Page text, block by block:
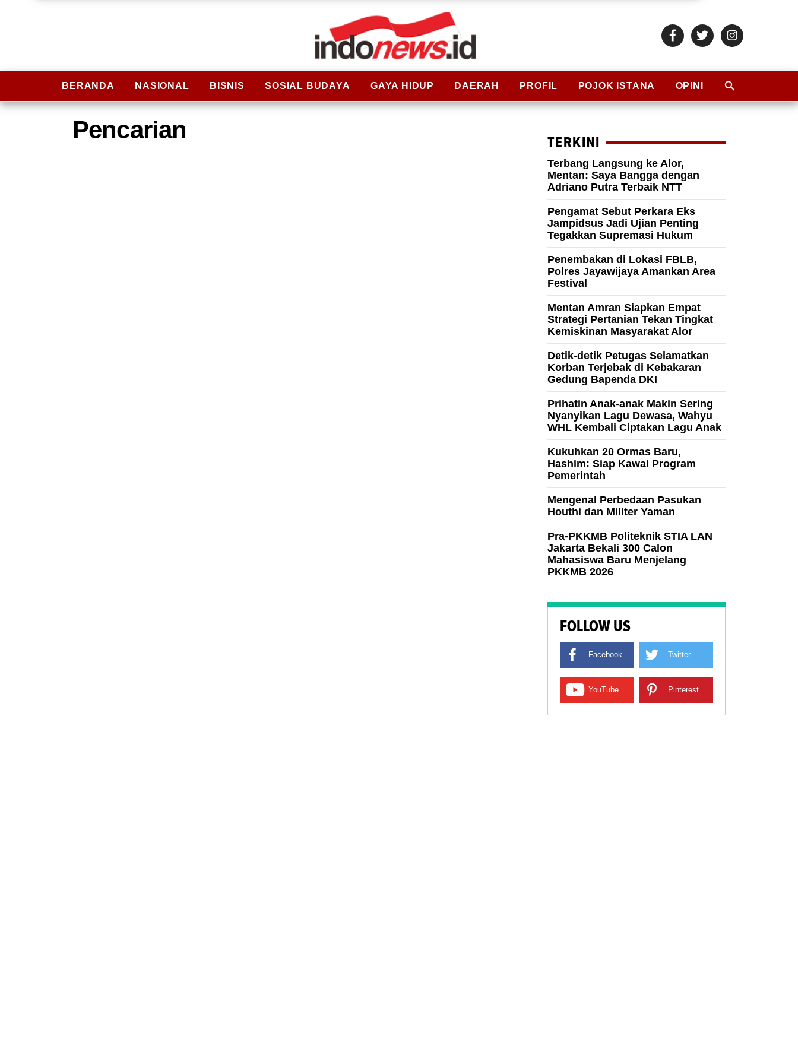
BERANDA NASIONAL BISNIS SOSIAL BUDAYA GAYA HIDUP DAERAH PROFIL POJOK ISTANA OPINI
Pencarian TERKINI
Terbang Langsung ke Alor,
Mentan: Saya Bangga dengan
Adriano Putra Terbaik NTT
Pengamat Sebut Perkara Eks
Jampidsus Jadi Ujian Penting
Tegakkan Supremasi Hukum
Penembakan di Lokasi FBLB,
Polres Jayawijaya Amankan Area
Festival
Mentan Amran Siapkan Empat
Strategi Pertanian Tekan Tingkat
Kemiskinan Masyarakat Alor
Detik-detik Petugas Selamatkan
Korban Terjebak di Kebakaran
Gedung Bapenda DKI
Prihatin Anak-anak Makin Sering
Nyanyikan Lagu Dewasa, Wahyu
WHL Kembali Ciptakan Lagu Anak
Kukuhkan 20 Ormas Baru,
Hashim: Siap Kawal Program
Pemerintah
Mengenal Perbedaan Pasukan
Houthi dan Militer Yaman
Pra-PKKMB Politeknik STIA LAN
Jakarta Bekali 300 Calon
Mahasiswa Baru Menjelang
PKKMB 2026
FOLLOW US
Facebook Twitter
YouTube Pinterest